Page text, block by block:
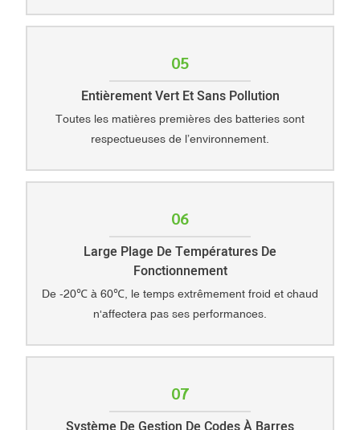
05
Entièrement Vert Et Sans Pollution
Toutes les matières premières des batteries sont
respectueuses de l’environnement.
06
Large Plage De Températures De
Fonctionnement
De -20℃ à 60℃, le temps extrêmement froid et chaud
n'affectera pas ses performances.
07